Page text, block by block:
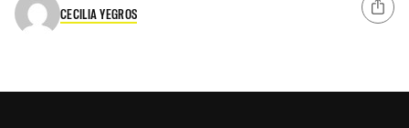
CECILIA YEGROS